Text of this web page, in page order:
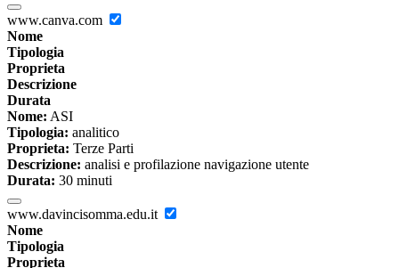
www.canva.com
Nome
Tipologia
Proprieta
Descrizione
Durata
Nome: ASI
Tipologia: analitico
Proprieta: Terze Parti
Descrizione: analisi e profilazione navigazione utente
Durata: 30 minuti
www.davincisomma.edu.it
Nome
Tipologia
Proprieta